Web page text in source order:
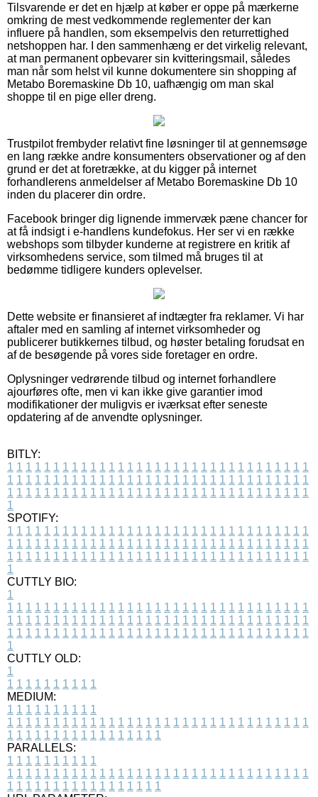
Tilsvarende er det en hjælp at køber er oppe på mærkerne
omkring de mest vedkommende reglementer der kan
influere på handlen, som eksempelvis den returrettighed
netshoppen har. I den sammenhæng er det virkelig relevant,
at man permanent opbevarer sin kvitteringsmail, således
man når som helst vil kunne dokumentere sin shopping af
Metabo Boremaskine Db 10, uafhængig om man skal
shoppe til en pige eller dreng.
Trustpilot frembyder relativt fine løsninger til at gennemsøge
en lang række andre konsumenters observationer og af den
grund er det at foretrække, at du kigger på internet
forhandlerens anmeldelser af Metabo Boremaskine Db 10
inden du placerer din ordre.
Facebook bringer dig lignende immervæk pæne chancer for
at få indsigt i e-handlens kundefokus. Her ser vi en række
webshops som tilbyder kunderne at registrere en kritik af
virksomhedens service, som tilmed må bruges til at
bedømme tidligere kunders oplevelser.
Dette website er finansieret af indtægter fra reklamer. Vi har
aftaler med en samling af internet virksomheder og
publicerer butikkernes tilbud, og høster betaling forudsat en
af de besøgende på vores side foretager en ordre.
Oplysninger vedrørende tilbud og internet forhandlere
ajourføres ofte, men vi kan ikke give garantier imod
modifikationer der muligvis er iværksat efter seneste
opdatering af de anvendte oplysninger.
BITLY:
1 1 1 1 1 1 1 1 1 1 1 1 1 1 1 1 1 1 1 1 1 1 1 1 1 1 1 1 1 1 1 1 1
1 1 1 1 1 1 1 1 1 1 1 1 1 1 1 1 1 1 1 1 1 1 1 1 1 1 1 1 1 1 1 1 1
1 1 1 1 1 1 1 1 1 1 1 1 1 1 1 1 1 1 1 1 1 1 1 1 1 1 1 1 1 1 1 1 1
1
SPOTIFY:
1 1 1 1 1 1 1 1 1 1 1 1 1 1 1 1 1 1 1 1 1 1 1 1 1 1 1 1 1 1 1 1 1
1 1 1 1 1 1 1 1 1 1 1 1 1 1 1 1 1 1 1 1 1 1 1 1 1 1 1 1 1 1 1 1 1
1 1 1 1 1 1 1 1 1 1 1 1 1 1 1 1 1 1 1 1 1 1 1 1 1 1 1 1 1 1 1 1 1
1
CUTTLY BIO:
1
1 1 1 1 1 1 1 1 1 1 1 1 1 1 1 1 1 1 1 1 1 1 1 1 1 1 1 1 1 1 1 1 1
1 1 1 1 1 1 1 1 1 1 1 1 1 1 1 1 1 1 1 1 1 1 1 1 1 1 1 1 1 1 1 1 1
1 1 1 1 1 1 1 1 1 1 1 1 1 1 1 1 1 1 1 1 1 1 1 1 1 1 1 1 1 1 1 1 1
1
CUTTLY OLD:
1
1 1 1 1 1 1 1 1 1 1
MEDIUM:
1 1 1 1 1 1 1 1 1 1
1 1 1 1 1 1 1 1 1 1 1 1 1 1 1 1 1 1 1 1 1 1 1 1 1 1 1 1 1 1 1 1 1
1 1 1 1 1 1 1 1 1 1 1 1 1 1 1 1 1
PARALLELS:
1 1 1 1 1 1 1 1 1 1
1 1 1 1 1 1 1 1 1 1 1 1 1 1 1 1 1 1 1 1 1 1 1 1 1 1 1 1 1 1 1 1 1
1 1 1 1 1 1 1 1 1 1 1 1 1 1 1 1 1